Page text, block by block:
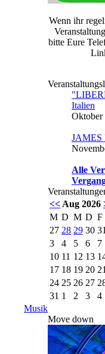
Wenn ihr
bitte Eure
Italien
Oktober
JAMES
Alle
<< Aug 2026
M D M D F
27 28 29 30 31
3
4 5 6 7
10 11 12 13
17 18 19 20 21
24 25 26 27
31 1 2 3 4
Musik
Move down